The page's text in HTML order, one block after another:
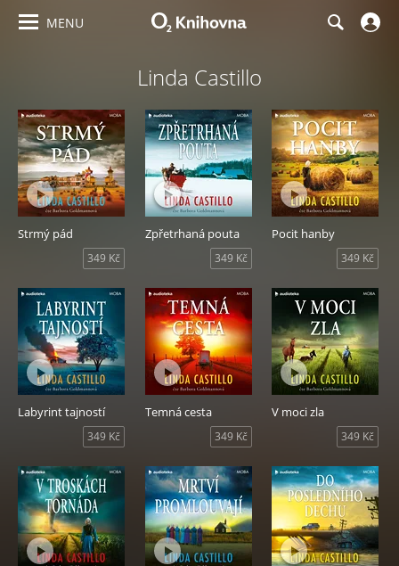
MENU
Linda Castillo
Strmý pád
349 Kč
Zpřetrhaná pouta
349 Kč
Pocit hanby
349 Kč
Labyrint tajností
349 Kč
Temná cesta
349 Kč
V moci zla
349 Kč